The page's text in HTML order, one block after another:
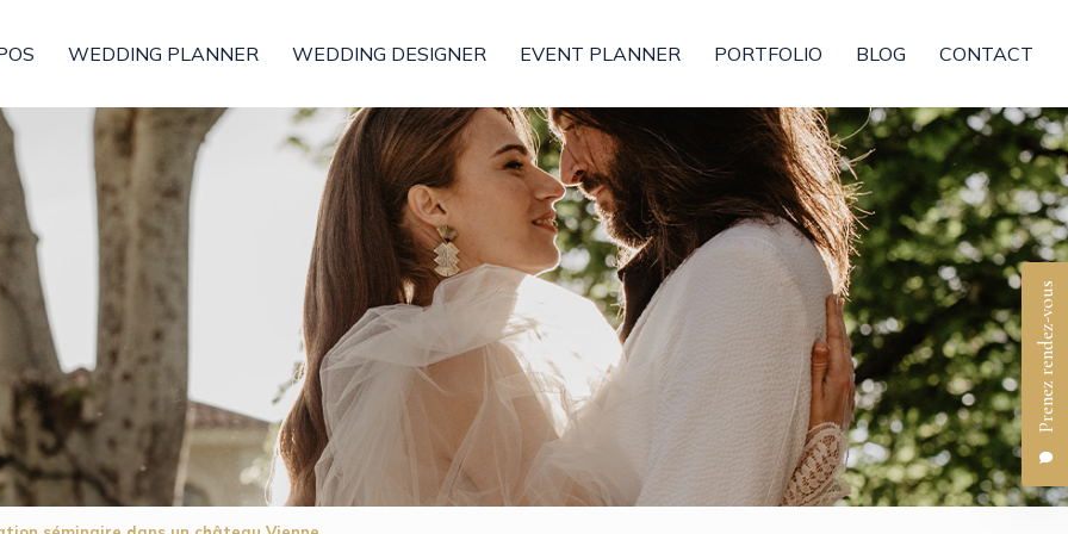
Prenez rendez-vous
WEDDING PLANNER WEDDING DESIGNER EVENT PLANNER PORTFOLIO BLOG CONTACT